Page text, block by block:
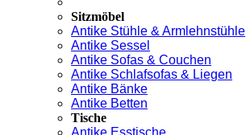
Sitzmöbel
Antike Stühle & Armlehnstühle
Antike Sessel
Antike Sofas & Couchen
Antike Schlafsofas & Liegen
Antike Bänke
Antike Betten
Tische
Antike Esstische